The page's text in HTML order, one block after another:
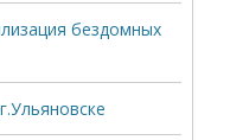
бездомных